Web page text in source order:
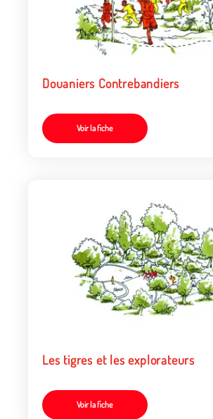
Douaniers Contrebandiers
Voir la fiche
Les tigres et les explorateurs
Voir la fiche